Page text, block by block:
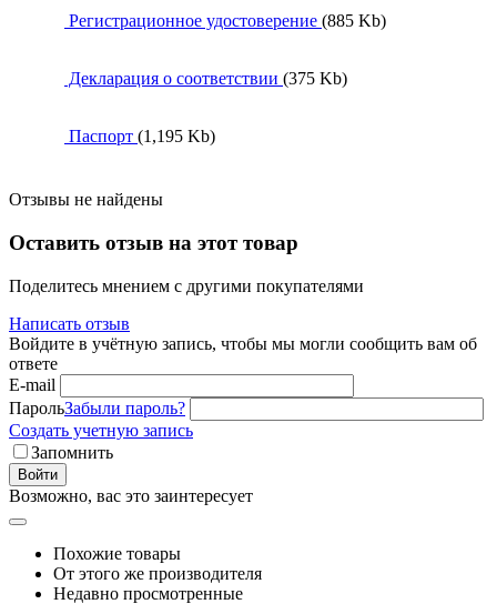
Регистрационное удостоверение (885 Kb)
Декларация о соответствии (375 Kb)
Паспорт (1,195 Kb)
Отзывы не найдены
Оставить отзыв на этот товар
Поделитесь мнением с другими покупателями
Написать отзыв
Войдите в учётную запись, чтобы мы могли сообщить вам об
ответе
E-mail
ПарольЗабыли пароль?
Создать учетную запись
Запомнить
Войти
Возможно, вас это заинтересует
Похожие товары
От этого же производителя
Недавно просмотренные